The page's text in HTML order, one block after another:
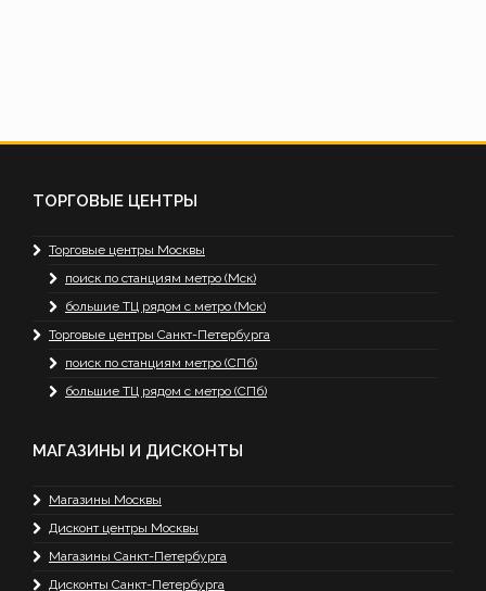
ТОРГОВЫЕ ЦЕНТРЫ
Торговые центры Москвы
поиск по станциям метро (Мск)
большие ТЦ рядом с метро (Мск)
Торговые центры Санкт-Петербурга
поиск по станциям метро (СПб)
большие ТЦ рядом с метро (СПб)
МАГАЗИНЫ И ДИСКОНТЫ
Магазины Москвы
Дисконт центры Москвы
Магазины Санкт-Петербурга
Дисконты Санкт-Петербурга